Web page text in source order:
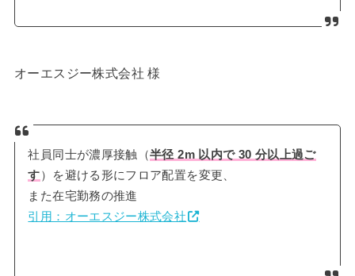
オーエスジー株式会社 様
社員同士が濃厚接触（半径 2m 以内で 30 分以上過ご
す）を避ける形にフロア配置を変更、
また在宅勤務の推進
引用：オーエスジー株式会社